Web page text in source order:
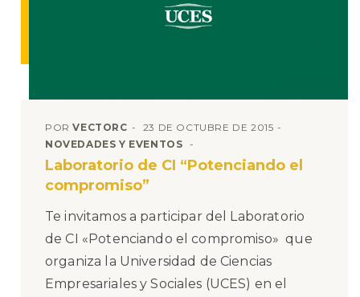
PORVECTORC
23 DE OCTUBRE DE 2015
NOVEDADES Y EVENTOS
Laboratorio de CI “Potenciando el
compromiso”
Te invitamos a participar del Laboratorio
de CI «Potenciando el compromiso» que
organiza la Universidad de Ciencias
Empresariales y Sociales (UCES) en el